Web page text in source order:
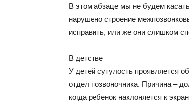
В этом абзаце мы не будем
нарушено строение
исправить, или же они слишком
В детстве
У детей сутулость проявляется
отдел позвоночника. Причина –
когда ребенок наклоняется к